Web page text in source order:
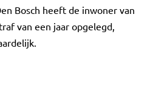
Bosch heeft de inwoner van
van een jaar opgelegd,